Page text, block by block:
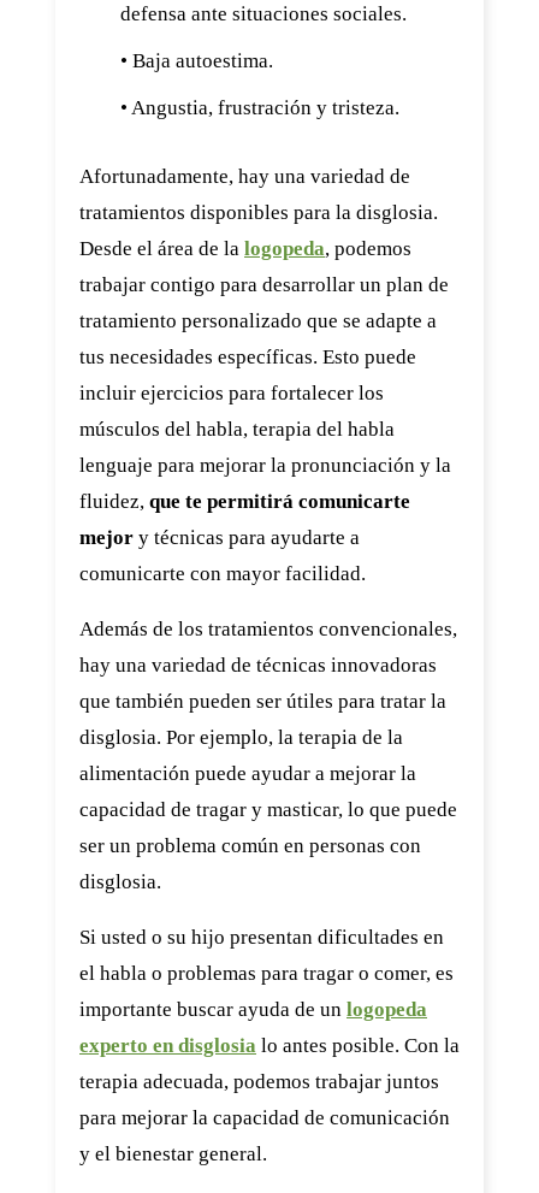
defensa ante situaciones sociales.
• Baja autoestima.
• Angustia, frustración y tristeza.
Afortunadamente, hay una variedad de
tratamientos disponibles para la disglosia.
Desde el área de la logopeda, podemos
trabajar contigo para desarrollar un plan de
tratamiento personalizado que se adapte a
tus necesidades específicas. Esto puede
incluir ejercicios para fortalecer los
músculos del habla, terapia del habla
lenguaje para mejorar la pronunciación y la
fluidez, que te permitirá comunicarte
mejor y técnicas para ayudarte a
comunicarte con mayor facilidad.
Además de los tratamientos convencionales,
hay una variedad de técnicas innovadoras
que también pueden ser útiles para tratar la
disglosia. Por ejemplo, la terapia de la
alimentación puede ayudar a mejorar la
capacidad de tragar y masticar, lo que puede
ser un problema común en personas con
disglosia.
Si usted o su hijo presentan dificultades en
el habla o problemas para tragar o comer, es
importante buscar ayuda de un logopeda
experto en disglosia lo antes posible. Con la
terapia adecuada, podemos trabajar juntos
para mejorar la capacidad de comunicación
y el bienestar general.